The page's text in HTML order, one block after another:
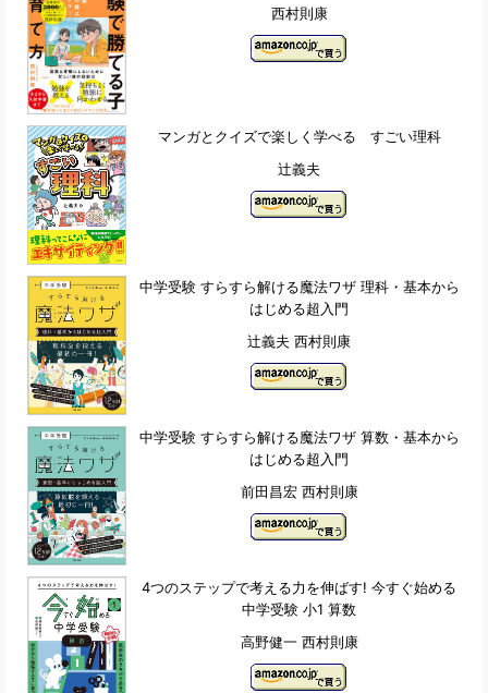
西村則康
マンガとクイズで楽しく学べる すごい理科
辻義夫
中学受験 すらすら解ける魔法ワザ 理科・基本から
はじめる超入門
辻義夫 西村則康
中学受験 すらすら解ける魔法ワザ 算数・基本から
はじめる超入門
前田昌宏 西村則康
4つのステップで考える力を伸ばす! 今すぐ始める
中学受験 小1 算数
高野健一 西村則康